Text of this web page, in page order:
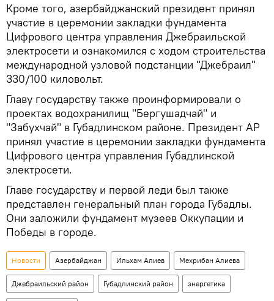
Кроме того, азербайджанский президент принял
участие в церемонии закладки фундамента
Цифрового центра управления Джебраильской
электросети и ознакомился с ходом строительства
международной узловой подстанции "Джебраил"
330/100 киловольт.
Главу государству также проинформировали о
проектах водохранилищ "Бергушадчай" и
"Забухчай" в Губадлинском районе. Президент АР
принял участие в церемонии закладки фундамента
Цифрового центра управления Губадлинской
электросети.
Главе государству и первой леди был также
представлен генеральный план города Губадлы.
Они заложили фундамент музеев Оккупации и
Победы в городе.
Новости Азербайджан Ильхам Алиев Мехрибан Алиева
Джебраильский район Губадлинский район энергетика